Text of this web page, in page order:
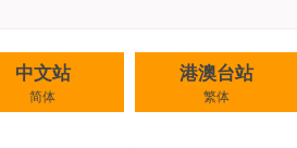
中文站
简体
港澳台站
繁体